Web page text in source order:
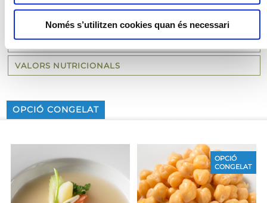
Només s’utilitzen cookies quan és necessari
INGREDIENTS
MÈTODE DE PREPARACIÓ
VALORS NUTRICIONALS
OPCIÓ CONGELAT
OPCIÓ
CONGELAT